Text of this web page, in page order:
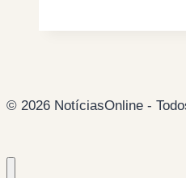
© 2026 NotíciasOnline -